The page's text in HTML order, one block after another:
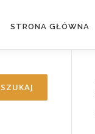
STRONA GŁÓWNA